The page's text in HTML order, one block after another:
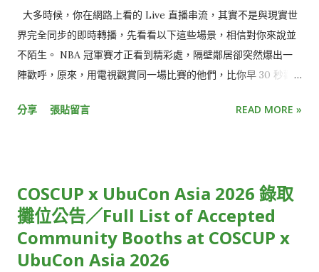
大多時候，你在網路上看的 Live 直播串流，其實不是與現實世
界完全同步的即時轉播，先看看以下這些場景，相信對你來說並
不陌生。 NBA 冠軍賽才正看到精彩處，隔壁鄰居卻突然爆出一
陣歡呼，原來，用電視觀賞同一場比賽的他們，比你早 30 秒歡
文熱烈討論比賽結果。 就像電影被暴雷一樣，少了即時參與的驚
年，只有你還停留在前一年。 雖然從絕對時間來看，這些狀況都
僅有延遲短短幾秒鐘，但在體感上，觀賞體驗卻大受影響，用
「失之毫釐，差之千里」來形容再恰當不過。 使用直播串流時，
為什麼你的世界總是比別人慢幾秒？原因正是「串流延遲」。 從
分享 張貼留言 READ MORE »
COSCUP x UbuCon Asia 2026 錄取
攤位公告／Full List of Accepted
Community Booths at COSCUP x
UbuCon Asia 2026